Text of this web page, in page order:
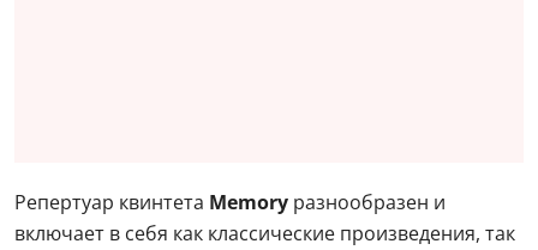
Репертуар квинтета Memory разнообразен и
включает в себя как классические произведения, так